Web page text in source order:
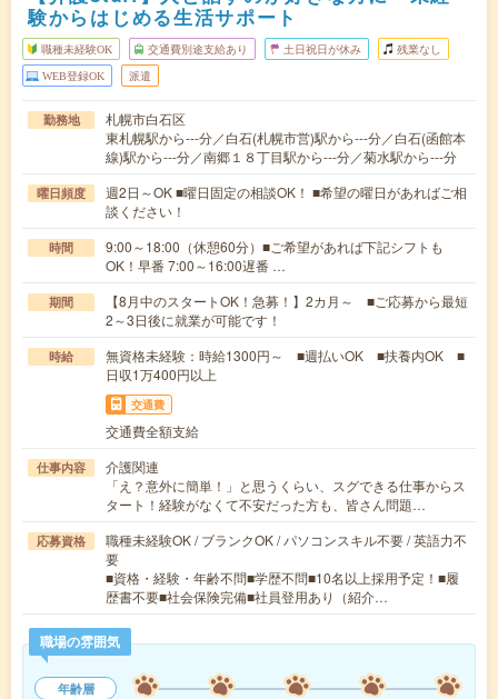
験からはじめる生活サポート
職種未経験OK 交通費別途支給あり 土日祝日が休み 残業なし
WEB登録OK 派遣
勤務地
札幌市白石区
東札幌駅から---分／白石(札幌市営)駅から---分／白石(函館本
線)駅から---分／南郷１８丁目駅から---分／菊水駅から---分
曜日頻度
週2日～OK ■曜日固定の相談OK！ ■希望の曜日があればご相
談ください！
時間
9:00～18:00（休憩60分）■ご希望があれば下記シフトも
OK！早番 7:00～16:00遅番 …
期間
【8月中のスタートOK！急募！】2カ月～ ■ご応募から最短
2～3日後に就業が可能です！
時給
無資格未経験：時給1300円～ ■週払いOK ■扶養内OK ■
日収1万400円以上
交通費
交通費全額支給
仕事内容
介護関連
「え？意外に簡単！」と思うくらい、スグできる仕事からス
タート！経験がなくて不安だった方も、皆さん問題…
応募資格
職種未経験OK / ブランクOK / パソコンスキル不要 / 英語力不
要
■資格・経験・年齢不問■学歴不問■10名以上採用予定！■履
歴書不要■社会保険完備■社員登用あり（紹介…
職場の雰囲気
年齢層